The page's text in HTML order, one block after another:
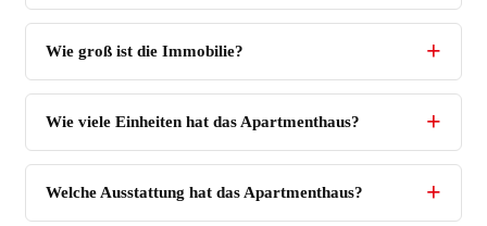
Wie groß ist die Immobilie?
Wie viele Einheiten hat das Apartmenthaus?
Welche Ausstattung hat das Apartmenthaus?